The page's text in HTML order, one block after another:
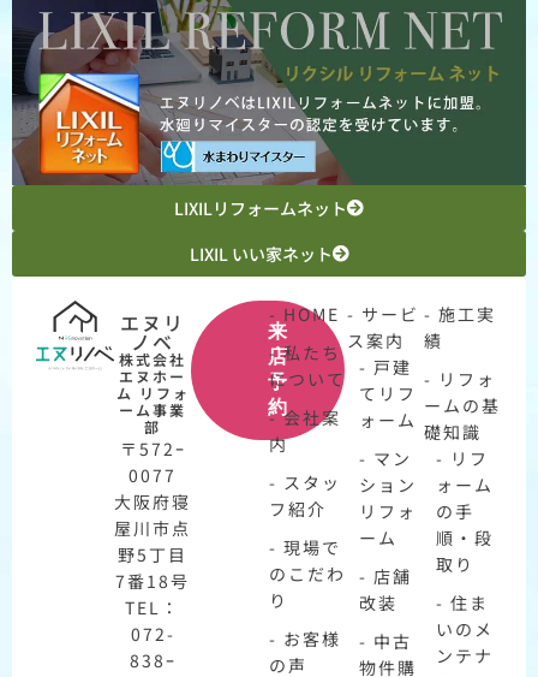
LIXILリフォームネット
LIXIL いい家ネット
エヌリ
ノベ
株式会社
エヌホー
ム リフォ
ーム事業
部
〒572ｰ
0077
大阪府寝
屋川市点
野5丁目
7番18号
TEL：
072-
838ｰ
来
店
予
約
- HOME
- 私たち
について
- 会社案
内
- スタッ
フ紹介
- 現場で
のこだわ
り
- お客様
の声
- サービ
ス案内
- 戸建
てリフ
ォーム
- マン
ション
リフォ
ーム
- 店舗
改装
- 中古
物件購
- 施工実
績
- リフォ
ームの基
礎知識
- リフ
ォーム
の手
順・段
取り
- 住ま
いのメ
ンテナ